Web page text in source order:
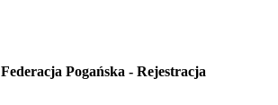
Pogańska - Rejestracja